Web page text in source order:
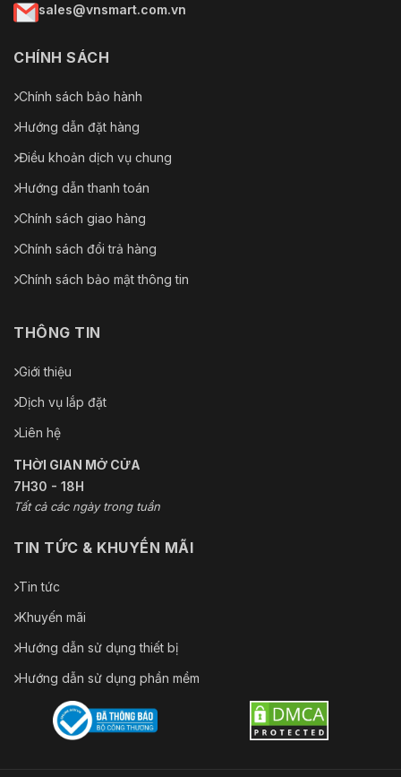
sales@vnsmart.com.vn
CHÍNH SÁCH
Chính sách bảo hành
Hướng dẫn đặt hàng
Điều khoản dịch vụ chung
Hướng dẫn thanh toán
Chính sách giao hàng
Chính sách đổi trả hàng
Chính sách bảo mật thông tin
THÔNG TIN
Giới thiệu
Dịch vụ lắp đặt
Liên hệ
THỜI GIAN MỞ CỬA
7H30 - 18H
Tất cả các ngày trong tuần
TIN TỨC & KHUYẾN MÃI
Tin tức
Khuyến mãi
Hướng dẫn sử dụng thiết bị
Hướng dẫn sử dụng phần mềm